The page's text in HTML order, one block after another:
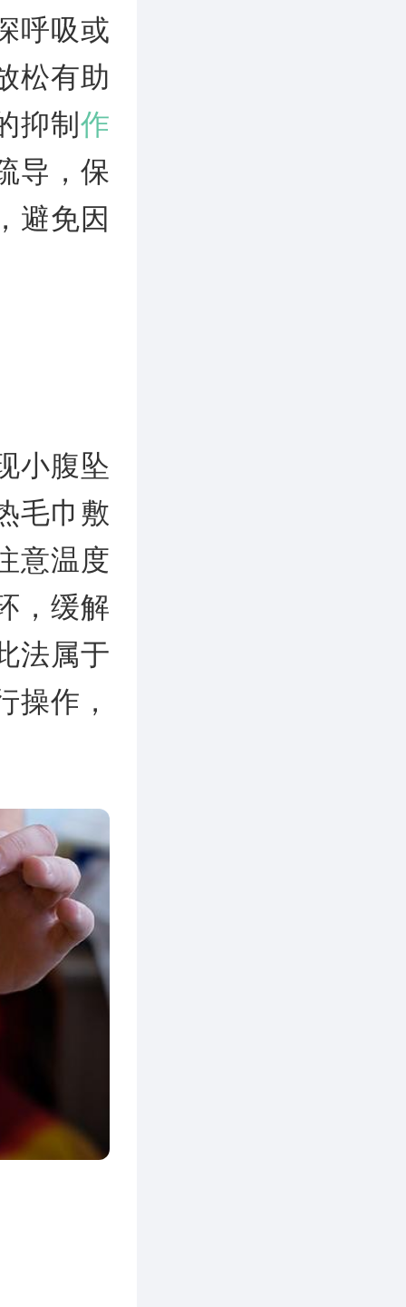
呼吸或
松有助
抑制 作
导，保
避免因
小腹坠
毛巾敷
意温度
，缓解
法属于
操作，